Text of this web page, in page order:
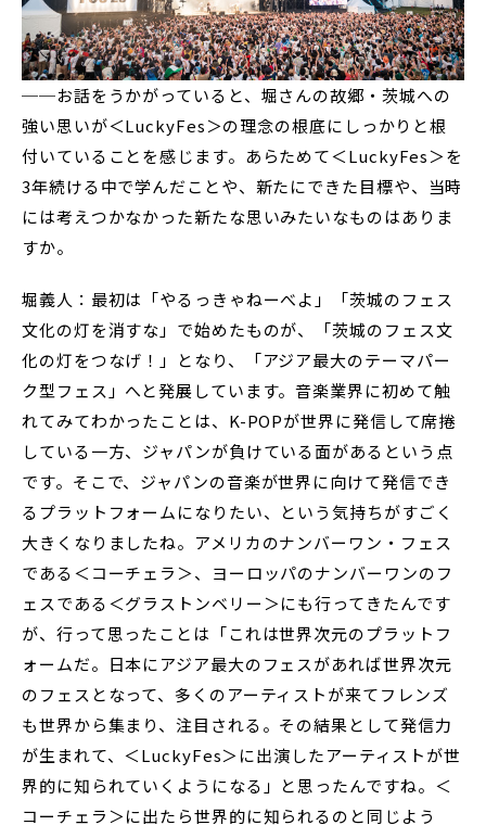
──お話をうかがっていると、堀さんの故郷・茨城への
強い思いが＜LuckyFes＞の理念の根底にしっかりと根
付いていることを感じます。あらためて＜LuckyFes＞を
3年続ける中で学んだことや、新たにできた目標や、当時
には考えつかなかった新たな思いみたいなものはありま
すか。
堀義人：最初は「やるっきゃねーべよ」「茨城のフェス
文化の灯を消すな」で始めたものが、「茨城のフェス文
化の灯をつなげ！」となり、「アジア最大のテーマパー
ク型フェス」へと発展しています。音楽業界に初めて触
れてみてわかったことは、K-POPが世界に発信して席捲
している一方、ジャパンが負けている面があるという点
です。そこで、ジャパンの音楽が世界に向けて発信でき
るプラットフォームになりたい、という気持ちがすごく
大きくなりましたね。アメリカのナンバーワン・フェス
である＜コーチェラ＞、ヨーロッパのナンバーワンのフ
ェスである＜グラストンベリー＞にも行ってきたんです
が、行って思ったことは「これは世界次元のプラットフ
ォームだ。日本にアジア最大のフェスがあれば世界次元
のフェスとなって、多くのアーティストが来てフレンズ
も世界から集まり、注目される。その結果として発信力
が生まれて、＜LuckyFes＞に出演したアーティストが世
界的に知られていくようになる」と思ったんですね。＜
コーチェラ＞に出たら世界的に知られるのと同じよう